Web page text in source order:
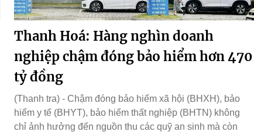
Thanh Hoá: Hàng nghìn doanh
nghiệp chậm đóng bảo hiểm hơn 470
tỷ đồng
(Thanh tra) - Chậm đóng bảo hiểm xã hội (BHXH), bảo
hiểm y tế (BHYT), bảo hiểm thất nghiệp (BHTN) không
chỉ ảnh hưởng đến nguồn thu các quỹ an sinh mà còn